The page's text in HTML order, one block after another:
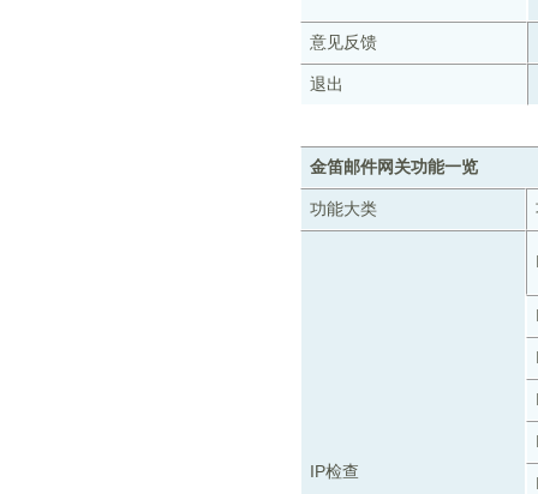
意见反馈
退出
金笛邮件网关功能一览
功能大类
IP检查